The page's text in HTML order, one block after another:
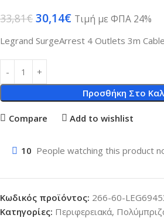
33,81€ 30,14€ Τιμή με ΦΠΑ 24%
Legrand SurgeArrest 4 Outlets 3m
Προσθήκη Στο
Compare Add to wishlist
10 People watching this product
Κωδικός προϊόντος: 266-60-
Κατηγορίες: Περιφερειακά,